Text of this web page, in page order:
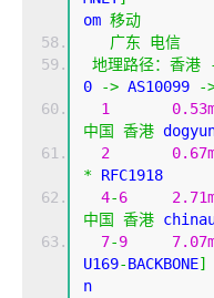
om 移动
广东
电信
地理路径：香港
0
-> AS10099 -
1
中国
香港
2
* RFC1918
4-6
中国
香港
7-9
U169-BACKBONE]
n